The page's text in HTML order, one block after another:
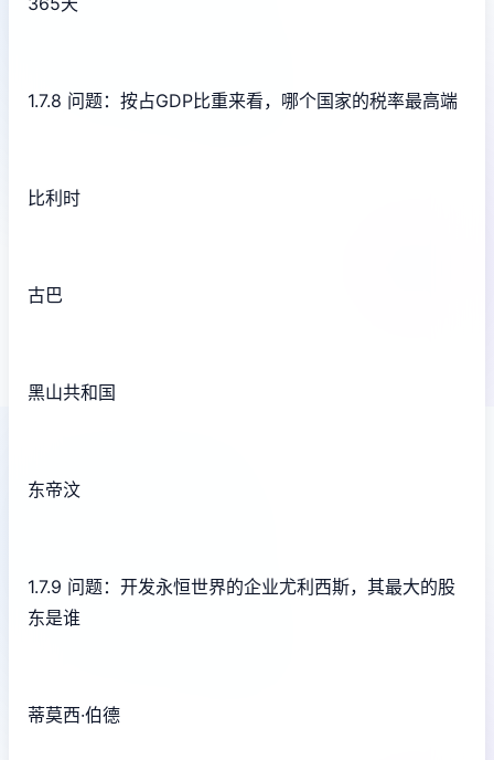
1.7.8 问题：按占GDP比重来看，哪个国家的税率最高端
比利时
古巴
黑山共和国
东帝汶
1.7.9 问题：开发永恒世界的企业尤利西斯，其最大的股
东是谁
蒂莫西·伯德